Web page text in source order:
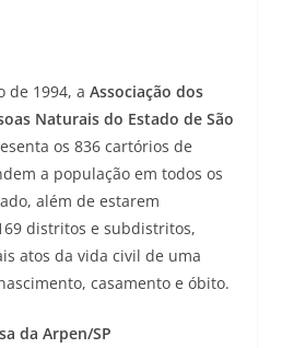
de 1994, a Associação dos
Naturais do Estado de São
os 836 cartórios de
a população em todos os
além de estarem
distritos e subdistritos,
atos da vida civil de uma
casamento e óbito.
da Arpen/SP